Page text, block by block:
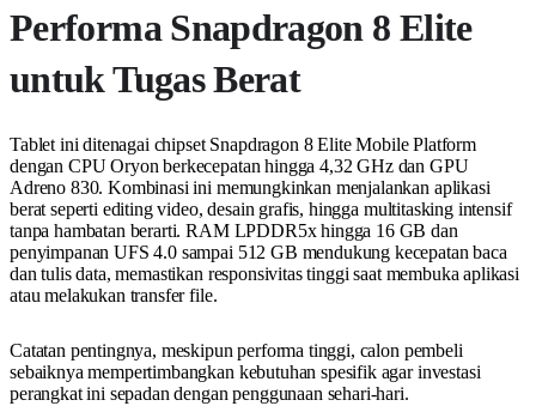
Performa Snapdragon 8 Elite
untuk Tugas Berat
Tablet ini ditenagai chipset Snapdragon 8 Elite Mobile Platform
dengan CPU Oryon berkecepatan hingga 4,32 GHz dan GPU
Adreno 830. Kombinasi ini memungkinkan menjalankan aplikasi
berat seperti editing video, desain grafis, hingga multitasking intensif
tanpa hambatan berarti. RAM LPDDR5x hingga 16 GB dan
penyimpanan UFS 4.0 sampai 512 GB mendukung kecepatan baca
dan tulis data, memastikan responsivitas tinggi saat membuka aplikasi
atau melakukan transfer file.
Catatan pentingnya, meskipun performa tinggi, calon pembeli
sebaiknya mempertimbangkan kebutuhan spesifik agar investasi
perangkat ini sepadan dengan penggunaan sehari-hari.